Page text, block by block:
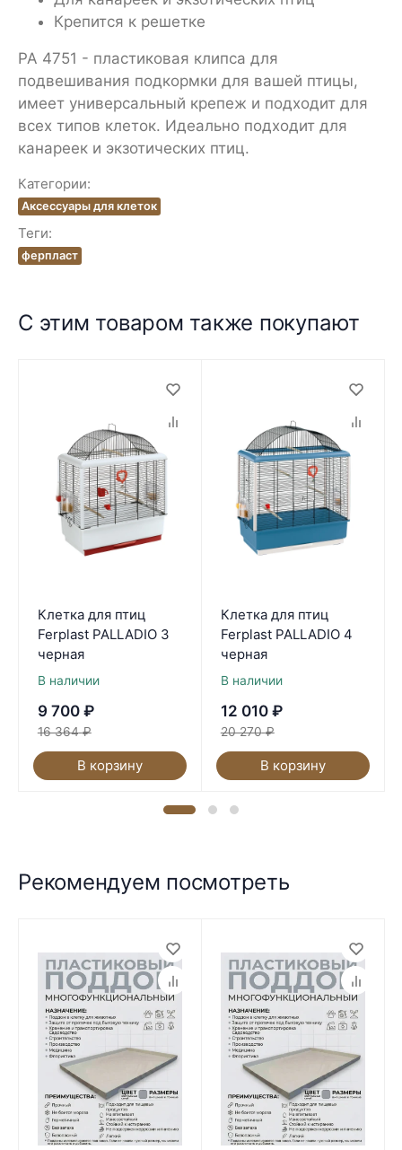
Крепится к решетке
PA 4751 - пластиковая клипса для
подвешивания подкормки для вашей птицы,
имеет универсальный крепеж и подходит для
всех типов клеток. Идеально подходит для
канареек и экзотических птиц.
Категории:
Аксессуары для клеток
Теги:
ферпласт
С этим товаром также покупают
Клетка для птиц
Ferplast PALLADIO 3
черная
В наличии
9 700 ₽
16 364 ₽
В корзину
Клетка для птиц
Ferplast PALLADIO 4
черная
В наличии
12 010 ₽
20 270 ₽
В корзину
Рекомендуем посмотреть